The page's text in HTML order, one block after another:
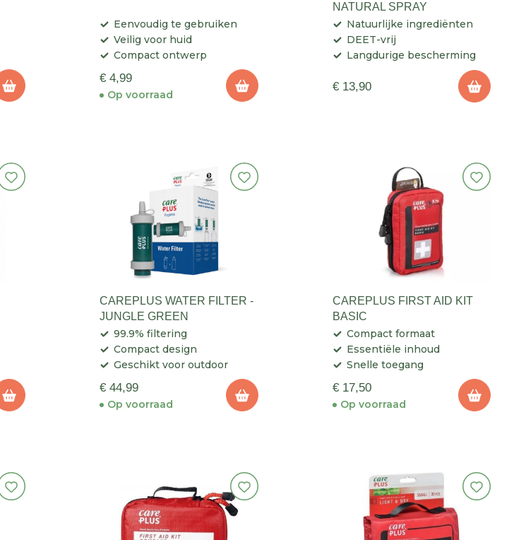
Eenvoudig te gebruiken
Veilig voor huid
Compact ontwerp
€ 4,99
Op voorraad
NATURAL SPRAY
Natuurlijke ingrediënten
DEET-vrij
Langdurige bescherming
€ 13,90
CAREPLUS WATER FILTER -
JUNGLE GREEN
99.9% filtering
Compact design
Geschikt voor outdoor
€ 44,99
Op voorraad
CAREPLUS FIRST AID KIT
BASIC
Compact formaat
Essentiële inhoud
Snelle toegang
€ 17,50
Op voorraad